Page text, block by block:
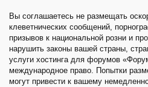
Вы соглашаетесь не размещать
клеветнических сообщений,
призывов к национальной розни и
нарушить законы вашей страны,
услуги хостинга для форумов
международное право. Попытки
могут привести к вашему